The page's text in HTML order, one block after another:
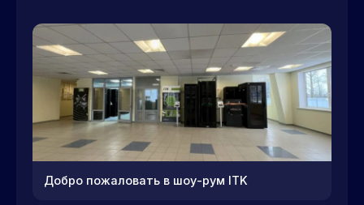
Добро пожаловать в шоу-рум ITK